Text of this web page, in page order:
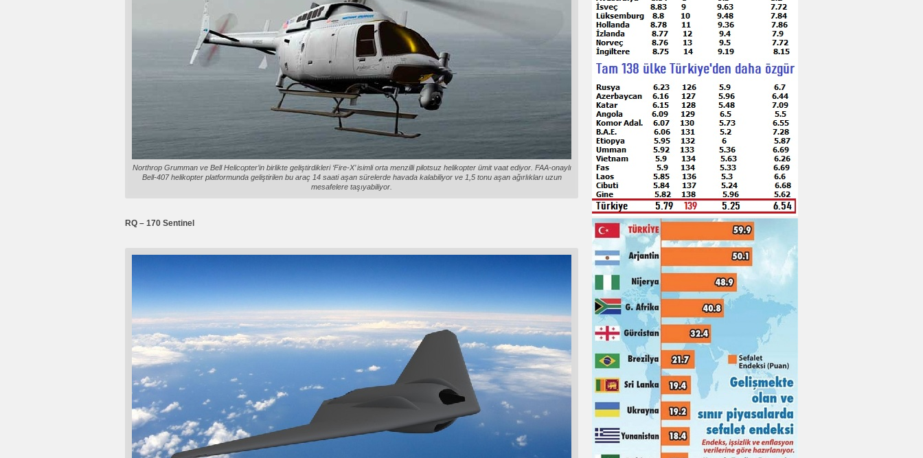
Northrop Grumman ve Bell Helicopter’in birlikte geliştirdikleri ‘Fire-X’ isimli orta menzilli pilotsuz helikopter ümit vaat ediyor. FAA-onaylı
Bell-407 helikopter platformunda geliştirilen bu araç 14 saati aşan sürelerde havada kalabiliyor ve 1,5 tonu aşan ağırlıkları uzun
mesafelere taşıyabiliyor.
RQ – 170 Sentinel